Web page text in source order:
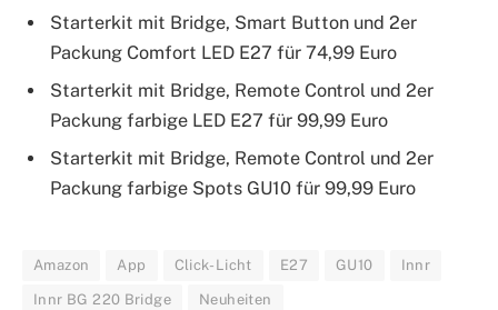
Starterkit mit Bridge, Smart Button und 2er
Packung Comfort LED E27 für 74,99 Euro
Starterkit mit Bridge, Remote Control und 2er
Packung farbige LED E27 für 99,99 Euro
Starterkit mit Bridge, Remote Control und 2er
Packung farbige Spots GU10 für 99,99 Euro
Amazon App Click-Licht E27 GU10 Innr
Innr BG 220 Bridge Neuheiten